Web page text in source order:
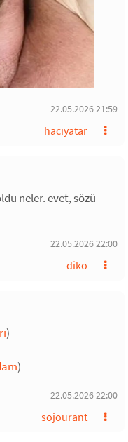
22.05.2026 21:59
hacıyatar
neler. evet, sözü
22.05.2026 22:00
diko
)
)
22.05.2026 22:00
sojourant